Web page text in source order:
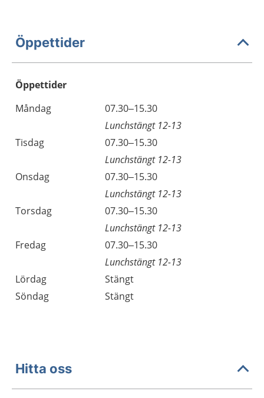
Öppettider
Öppettider
Dag
Öppettider
Kommentarer
Måndag
07.30–15.30
Lunchstängt 12-13
Tisdag
07.30–15.30
Lunchstängt 12-13
Onsdag
07.30–15.30
Lunchstängt 12-13
Torsdag
07.30–15.30
Lunchstängt 12-13
Fredag
07.30–15.30
Lunchstängt 12-13
Lördag
Stängt
Söndag
Stängt
Hitta oss